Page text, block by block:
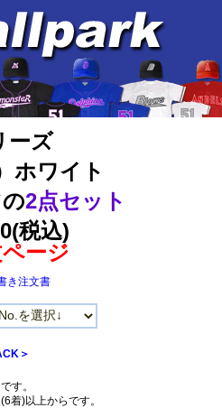
ーズ
ホワイト
2点セット
税込)
ージ
き注文書
＞
す。
着)以上からです。